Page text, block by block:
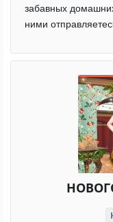
забавных
ними